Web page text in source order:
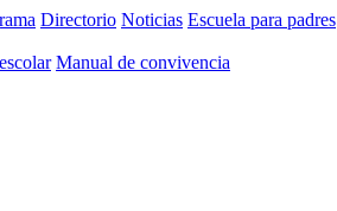
Directorio Noticias Escuela para padres
Manual de convivencia